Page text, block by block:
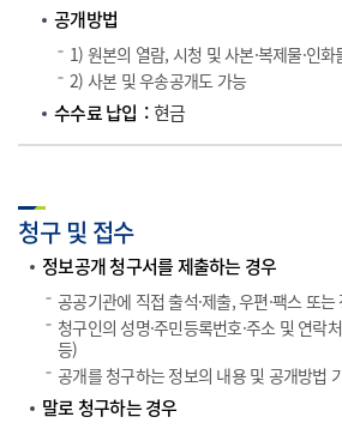
공개방법
1) 원본의 열람, 시청 및 사본·복제물·인
2) 사본 및 우송공개도 가능
수수료 납입 현금
청구 및 접수
정보공개 청구서를 제출하는 경우
공공기관에 직접 출석·제출, 우편·팩스 또
청구인의 성명·주민등록번호·주소 및 연락
등)
공개를 청구하는 정보의 내용 및 공개방법
말로 청구하는 경우